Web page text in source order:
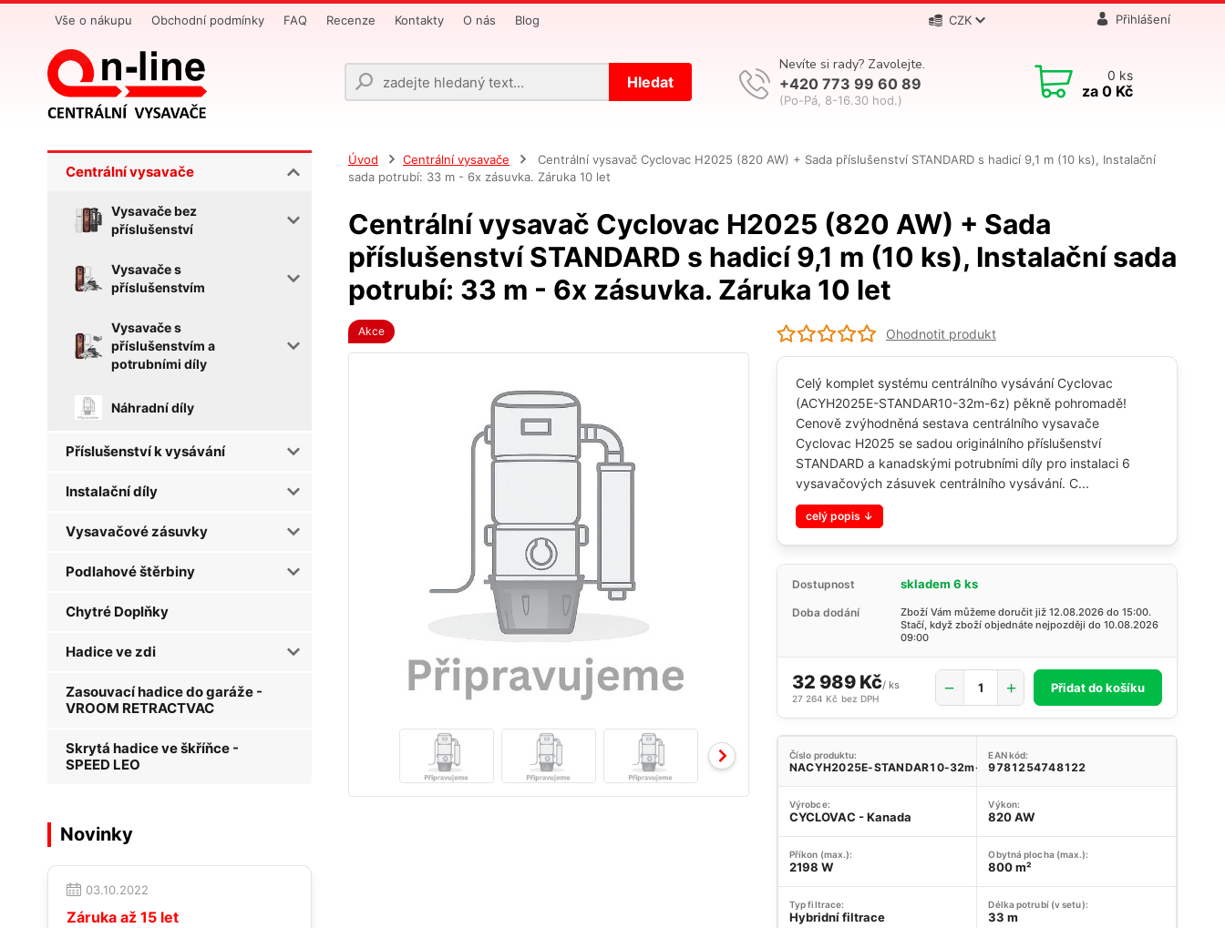
Vše o nákupu Obchodní podmínky FAQ Recenze Kontakty O nás Blog CZK Přihlášení
Hledat
Nevíte si rady? Zavolejte.
+420 773 99 60 89
(Po-Pá, 8-16.30 hod.)
0 ks
za0 Kč
Centrální vysavače
Vysavače bez
příslušenství
Vysavače s
příslušenstvím
Vysavače s
příslušenstvím a
potrubními díly
Náhradní díly
Příslušenství k vysávání
Instalační díly
Vysavačové zásuvky
Podlahové štěrbiny
Chytré Doplňky
Hadice ve zdi
Zasouvací hadice do garáže -
VROOM RETRACTVAC
Skrytá hadice ve škříňce -
SPEED LEO
Novinky
03.10.2022
Záruka až 15 let
Úvod Centrální vysavače
Centrální vysavač Cyclovac H2025 (820 AW) + Sada příslušenství STANDARD s hadicí 9,1 m (10 ks), Instalační
sada potrubí: 33 m - 6x zásuvka. Záruka 10 let
Centrální vysavač Cyclovac H2025 (820 AW) + Sada
příslušenství STANDARD s hadicí 9,1 m (10 ks), Instalační sada
potrubí: 33 m - 6x zásuvka. Záruka 10 let
Akce Ohodnotit produkt
Celý komplet systému centrálního vysávání Cyclovac
(ACYH2025E-STANDAR10-32m-6z) pěkně pohromadě!
Cenově zvýhodněná sestava centrálního vysavače
Cyclovac H2025 se sadou originálního příslušenství
STANDARD a kanadskými potrubními díly pro instalaci 6
vysavačových zásuvek centrálního vysávání. C...
celý popis
Dostupnost skladem 6 ks
Doba dodání
Zboží Vám můžeme doručit již 12.08.2026 do 15:00.
Stačí, když zboží objednáte nejpozději do 10.08.2026
09:00
32 989 Kč/ks
27 264 Kč bez DPH
Přidat do košíku
Číslo produktu:
NACYH2025E-STANDAR10-32m-6z
EAN kód:
9781254748122
Výrobce:
CYCLOVAC - Kanada
Výkon:
820 AW
Příkon (max.):
2198 W
Obytná plocha (max.):
800 m²
Typ filtrace:
Hybridní filtrace
Délka potrubí (v setu):
33 m